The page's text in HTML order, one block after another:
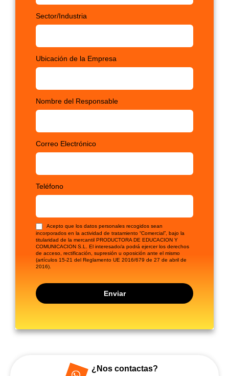
Sector/Industria
Ubicación de la Empresa
Nombre del Responsable
Correo Electrónico
Teléfono
Acepto que los datos personales recogidos sean
incorporados en la actividad de tratamiento “Comercial”, bajo la
titularidad de la mercantil PRODUCTORA DE EDUCACION Y
COMUNICACION S.L. El interesado/a podrá ejercer los derechos
de acceso, rectificación, supresión u oposición ante el mismo
(artículos 15-21 del Reglamento UE 2016/679 de 27 de abril de
2016).
Enviar
¿Nos contactas?